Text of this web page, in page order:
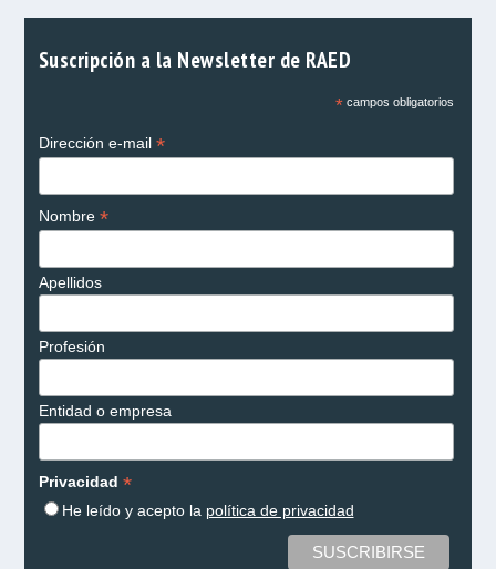
Suscripción a la Newsletter de RAED
*campos obligatorios
Dirección e-mail *
Nombre *
Apellidos
Profesión
Entidad o empresa
Privacidad *
He leído y acepto la política de privacidad